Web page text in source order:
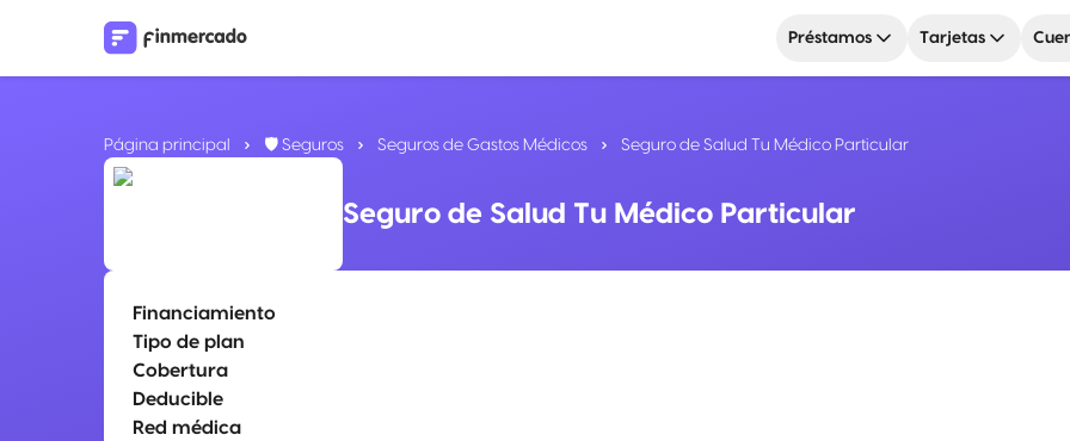
Préstamos Tarjetas
Página principal 🛡️ Seguros Seguros de Gastos Médicos Seguro de Salud Tu Médico Particular
Seguro de Salud Tu Médico Particular
Financiamiento
Tipo de plan
Cobertura
Deducible
Red médica